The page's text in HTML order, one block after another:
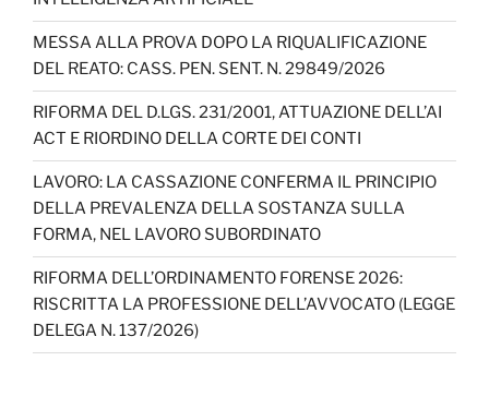
o
k
e
C
h
a
n
n
MESSA ALLA PROVA DOPO LA RIQUALIFICAZIONE
DEL REATO: CASS. PEN. SENT. N. 29849/2026
RIFORMA DEL D.LGS. 231/2001, ATTUAZIONE DELL’AI
ACT E RIORDINO DELLA CORTE DEI CONTI
LAVORO: LA CASSAZIONE CONFERMA IL PRINCIPIO
DELLA PREVALENZA DELLA SOSTANZA SULLA
FORMA, NEL LAVORO SUBORDINATO
RIFORMA DELL’ORDINAMENTO FORENSE 2026:
RISCRITTA LA PROFESSIONE DELL’AVVOCATO (LEGGE
DELEGA N. 137/2026)